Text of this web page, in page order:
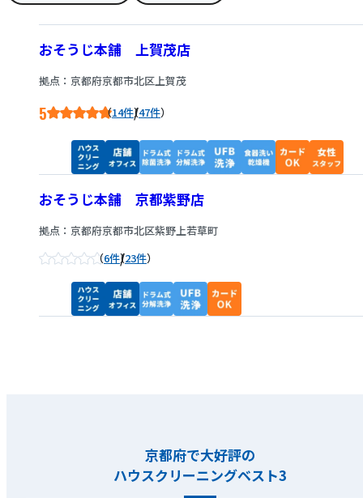
おそうじ本舗 上賀茂店
拠点：京都府京都市北区上賀茂
5 14件/47件
おそうじ本舗 京都紫野店
拠点：京都府京都市北区紫野上若草町
6件/23件
京都府で大好評の
ハウスクリーニングベスト3